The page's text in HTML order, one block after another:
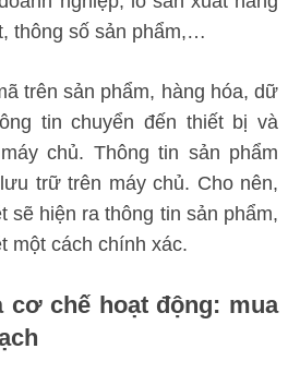
thông số sản phẩm,…
trên sản phẩm, hàng hóa, dữ
tin chuyển đến thiết bị và
chủ. Thông tin sản phẩm
trữ trên máy chủ. Cho nên,
sẽ hiện ra thông tin sản phẩm,
một cách chính xác.
cơ chế hoạt động: mua